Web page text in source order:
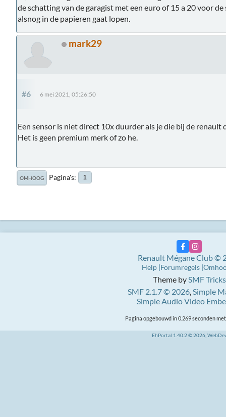
de schatting van de garagist met een euro of 15 a 20 voor
alsnog in de papieren gaat lopen.
mark29
#6 6 mei 2021, 05:26:50
Een sensor is niet direct 10x duurder als je die bij de renault
Het is geen premium merk of zo he.
OMHOOG Pagina's 1
Theme bySMF Tricks
SMF 2.1.7 © 2026,Simple
Simple Audio Video
Renault Mégane Club ©
Help Forumregels
Pagina opgebouwd in 0.269 seconden
EhPortal 1.40.2 © 2026,